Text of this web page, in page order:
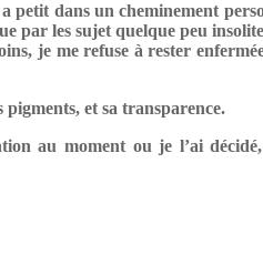
dans un cheminement
par les sujet quelque peu
je me refuse à rester
et sa transparence.
au moment ou je l’ai